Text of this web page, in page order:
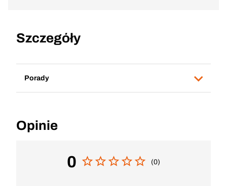
Szczegóły
Porady
Opinie
0 (0)